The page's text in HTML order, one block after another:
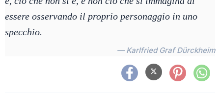
essere osservando il proprio personaggio in uno
specchio.
— Karlfried Graf Dürckheim